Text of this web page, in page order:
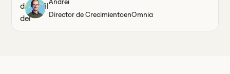
Andrei
Director de CrecimientoenOmnia